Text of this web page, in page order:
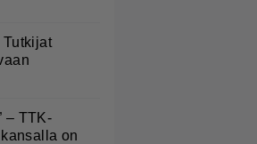
– TTK-
on